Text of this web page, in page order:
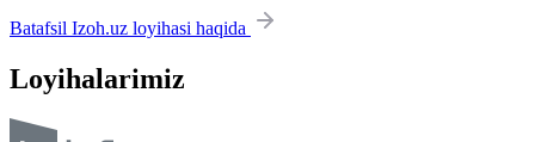
Batafsil Izoh.uz loyihasi haqida
Loyihalarimiz